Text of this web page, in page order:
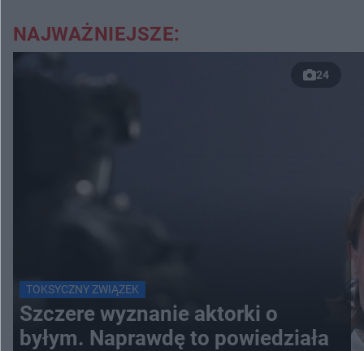
NAJWAŻNIEJSZE:
24
TOKSYCZNY ZWIĄZEK
Szczere wyznanie aktorki o
byłym. Naprawdę to powiedziała